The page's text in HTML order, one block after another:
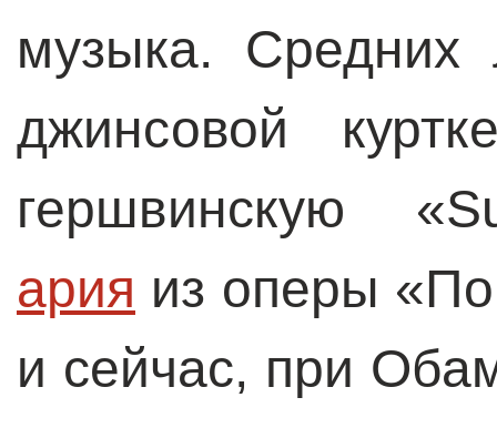
музыка. Средних
джинсовой
гершвинскую
ария из оперы
и сейчас, при